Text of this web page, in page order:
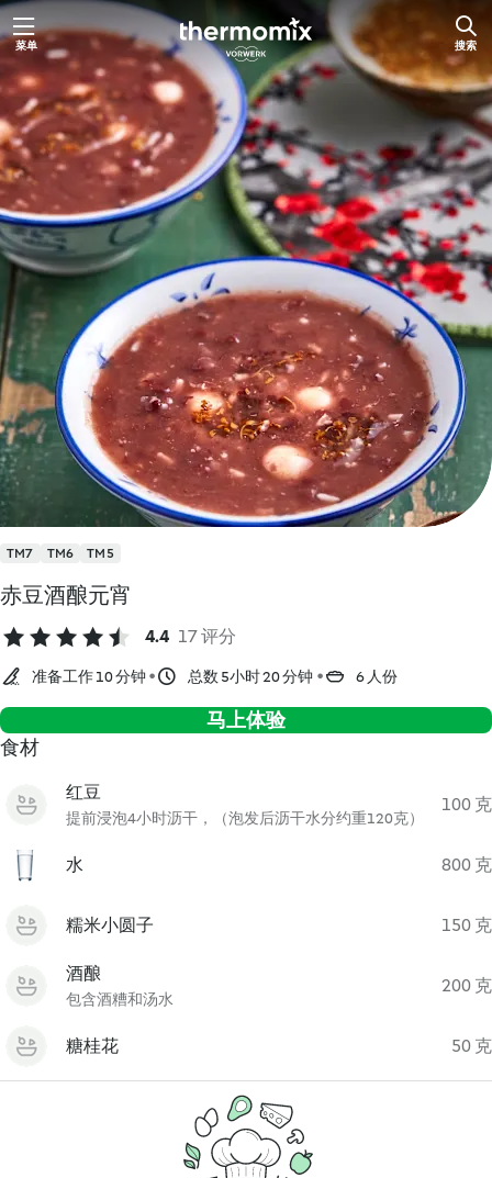
跳
至
内
容
菜单 搜索
TM7 TM6 TM5
赤豆酒酿元宵
4.4 17 评分
准备工作 10 分钟 总数 5小时 20 分钟 6 人份
马上体验
食材
红豆
提前浸泡4小时沥干，（泡发后沥干水分约重120克）
100 克
水 800 克
糯米小圆子 150 克
酒酿
包含酒糟和汤水
200 克
糖桂花 50 克